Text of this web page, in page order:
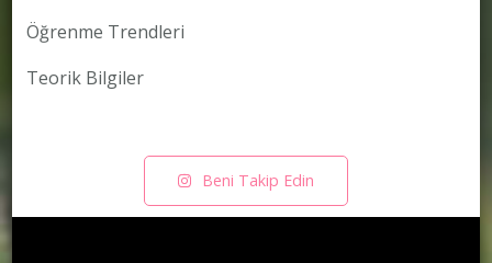
Öğrenme Trendleri
Teorik Bilgiler
Beni Takip Edin